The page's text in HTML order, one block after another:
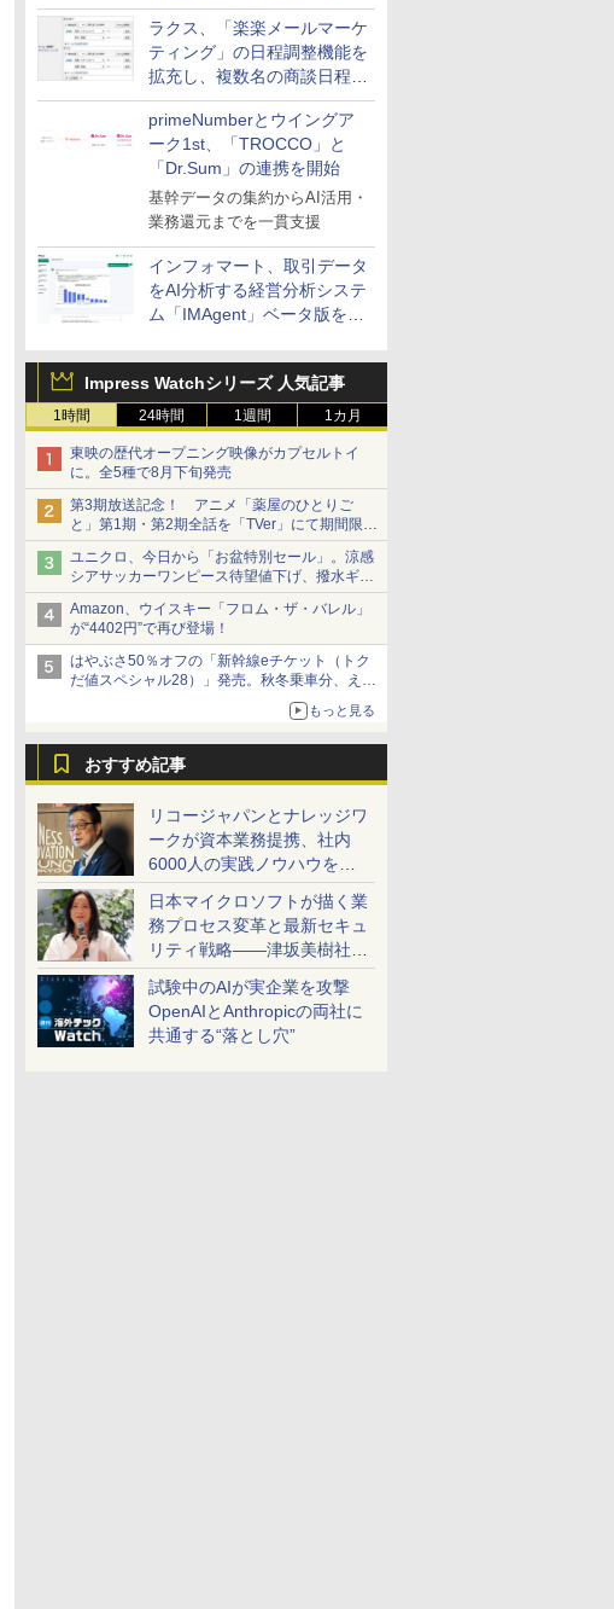
送信防止アドインサービス」
を提供
ラクス、「楽楽メールマーケ
ティング」の日程調整機能を
拡充し、複数名の商談日程調
整を効率化
primeNumberとウイングア
ーク1st、「TROCCO」と
「Dr.Sum」の連携を開始
基幹データの集約からAI活用・
業務還元までを一貫支援
インフォマート、取引データ
をAI分析する経営分析システ
ム「IMAgent」ベータ版を提
Impress Watchシリーズ 人気記事
1時間 24時間 1週間 1カ月
東映の歴代オープニング映像がカプセルトイ
に。全5種で8月下旬発売
第3期放送記念！ アニメ「薬屋のひとりご
と」第1期・第2期全話を「TVer」にて期間限定
で順次無料配信開始
ユニクロ、今日から「お盆特別セール」。涼感
シアサッカーワンピース待望値下げ、撥水ギア
ショーツは1990円に
Amazon、ウイスキー「フロム・ザ・バレル」
が“4402円”で再び登場！
はやぶさ50％オフの「新幹線eチケット（トク
だ値スペシャル28）」発売。秋冬乗車分、えき
もっと見る
おすすめ記事
リコージャパンとナレッジワ
ークが資本業務提携、社内
6000人の実践ノウハウを生
かした「AI商談記録 for
RICOH」を展開へ
日本マイクロソフトが描く業
務プロセス変革と最新セキュ
リティ戦略――津坂美樹社長
が2027年度戦略を説明
試験中のAIが実企業を攻撃
OpenAIとAnthropicの両社に
共通する“落とし穴”